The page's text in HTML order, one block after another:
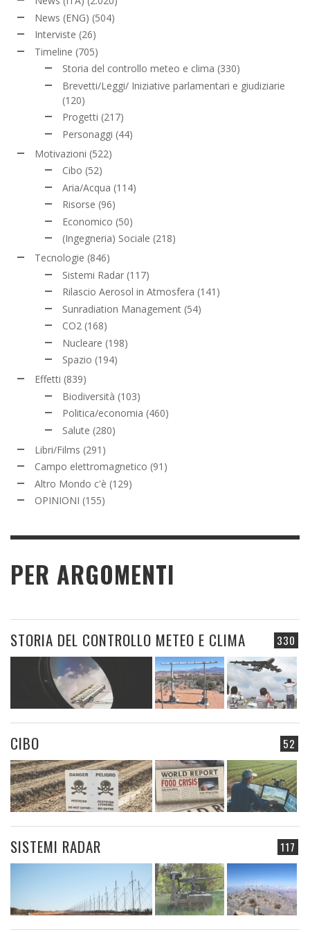
News (ENG) (504)
Interviste (26)
Timeline (705)
Storia del controllo meteo e clima (330)
Brevetti/Leggi/ Iniziative parlamentari e giudiziarie
(120)
Progetti (217)
Personaggi (44)
Motivazioni (522)
Cibo (52)
Aria/Acqua (114)
Risorse (96)
Economico (50)
(Ingegneria) Sociale (218)
Tecnologie (846)
Sistemi Radar (117)
Rilascio Aerosol in Atmosfera (141)
Sunradiation Management (54)
CO2 (168)
Nucleare (198)
Spazio (194)
Effetti (839)
Biodiversità (103)
Politica/economia (460)
Salute (280)
Libri/Films (291)
Campo elettromagnetico (91)
Altro Mondo c'è (129)
OPINIONI (155)
PER ARGOMENTI
330
STORIA DEL CONTROLLO METEO E CLIMA
52
CIBO
117
SISTEMI RADAR